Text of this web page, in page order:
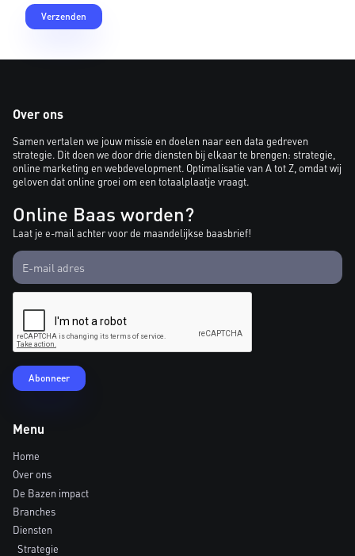
Over ons
Samen vertalen we jouw missie en doelen naar een data gedreven
strategie. Dit doen we door drie diensten bij elkaar te brengen: strategie,
online marketing en webdevelopment. Optimalisatie van A tot Z, omdat wij
geloven dat online groei om een totaalplaatje vraagt.
Online Baas worden?
Laat je e-mail achter voor de maandelijkse baasbrief!
Menu
Home
Over ons
De Bazen impact
Branches
Diensten
Strategie